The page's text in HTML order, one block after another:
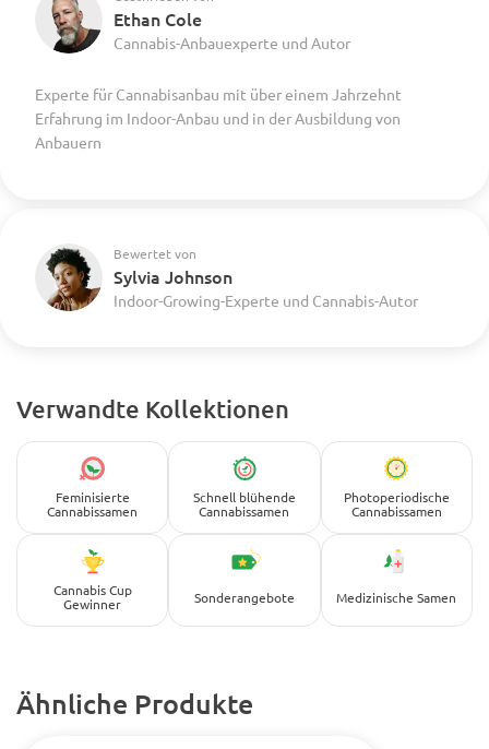
Ethan Cole
Cannabis-Anbauexperte und Autor
Experte für Cannabisanbau mit über einem Jahrzehnt
Erfahrung im Indoor-Anbau und in der Ausbildung von
Anbauern
Bewertet von
Sylvia Johnson
Indoor-Growing-Experte und Cannabis-Autor
Verwandte Kollektionen
Feminisierte
Cannabissamen
Schnell blühende
Cannabissamen
Photoperiodische
Cannabissamen
Cannabis Cup
Gewinner
Sonderangebote Medizinische Samen
Ähnliche Produkte